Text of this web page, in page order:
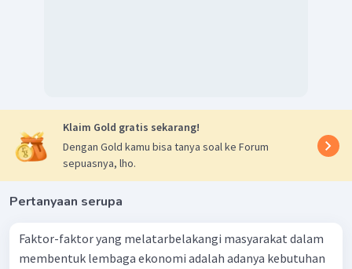
Klaim Gold gratis sekarang!
Dengan Gold kamu bisa tanya soal ke Forum
sepuasnya, lho.
Pertanyaan serupa
Faktor-faktor yang melatarbelakangi masyarakat dalam
membentuk lembaga ekonomi adalah adanya kebutuhan